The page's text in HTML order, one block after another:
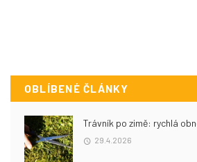
OBLÍBENÉ ČLÁNKY
Trávník po zimě: rychlá
29.4.2026